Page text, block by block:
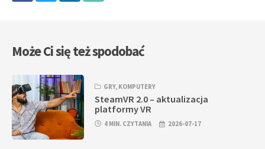
Może Ci się też spodobać
GRY, KOMPUTERY
SteamVR 2.0 – aktualizacja
platformy VR
4 MIN. CZYTANIA 2026-07-17